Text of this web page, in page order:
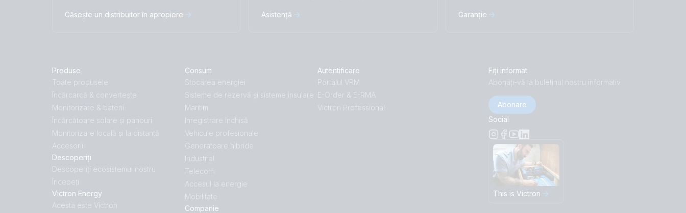
Română
Găsește un distribuitor în apropiere Asistență Garanție
Produse
Toate produsele
Încărcarcă & convertește
Monitorizare & baterii
Încărcătoare solare și panouri
Monitorizare locală și la distanță
Accesorii
Descoperiți
Descoperiți ecosistemul nostru
Începeți
Victron Energy
Acesta este Victron
Consum
Stocarea energiei
Sisteme de rezervă și sisteme insulare
Maritim
Înregistrare închisă
Vehicule profesionale
Generatoare hibride
Industrial
Telecom
Accesul la energie
Mobilitate
Companie
Autentificare
Portalul VRM
E-Order & E-RMA
Victron Professional
Fiți informat
Abonați-vă la buletinul nostru informativ
Abonare
Social
This is Victron